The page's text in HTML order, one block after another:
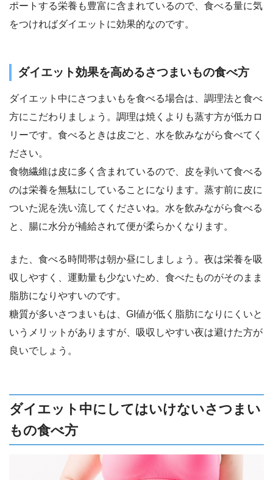
ポートする栄養も豊富に含まれているので、食べる量に気
をつければダイエットに効果的なのです。
ダイエット効果を高めるさつまいもの食べ方
ダイエット中にさつまいもを食べる場合は、調理法と食べ
方にこだわりましょう。調理は焼くよりも蒸す方が低カロ
リーです。食べるときは皮ごと、水を飲みながら食べてく
ださい。
食物繊維は皮に多く含まれているので、皮を剥いて食べる
のは栄養を無駄にしていることになります。蒸す前に皮に
ついた泥を洗い流してくださいね。水を飲みながら食べる
と、腸に水分が補給されて便が柔らかくなります。
また、食べる時間帯は朝か昼にしましょう。夜は栄養を吸
収しやすく、運動量も少ないため、食べたものがそのまま
脂肪になりやすいのです。
糖質が多いさつまいもは、GI値が低く脂肪になりにくいと
いうメリットがありますが、吸収しやすい夜は避けた方が
良いでしょう。
ダイエット中にしてはいけないさつまい
もの食べ方